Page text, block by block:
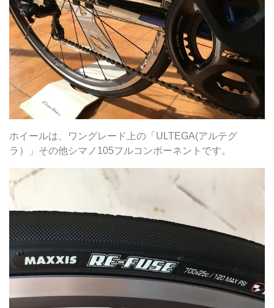
ホイールは、ワングレード上の「ULTEGA(アルテグ
ラ）」その他シマノ105フルコンポーネントです。